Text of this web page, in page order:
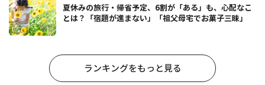
夏休みの旅行・帰省予定、6割が「ある」も、心配なこ
とは？「宿題が進まない」「祖父母宅でお菓子三昧」
ランキングをもっと見る